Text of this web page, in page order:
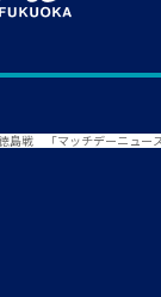
島戦 「マッチデーニュー